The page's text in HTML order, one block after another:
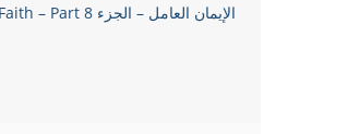
الإيمان العامل – الجزء 8 Working Faith – Part